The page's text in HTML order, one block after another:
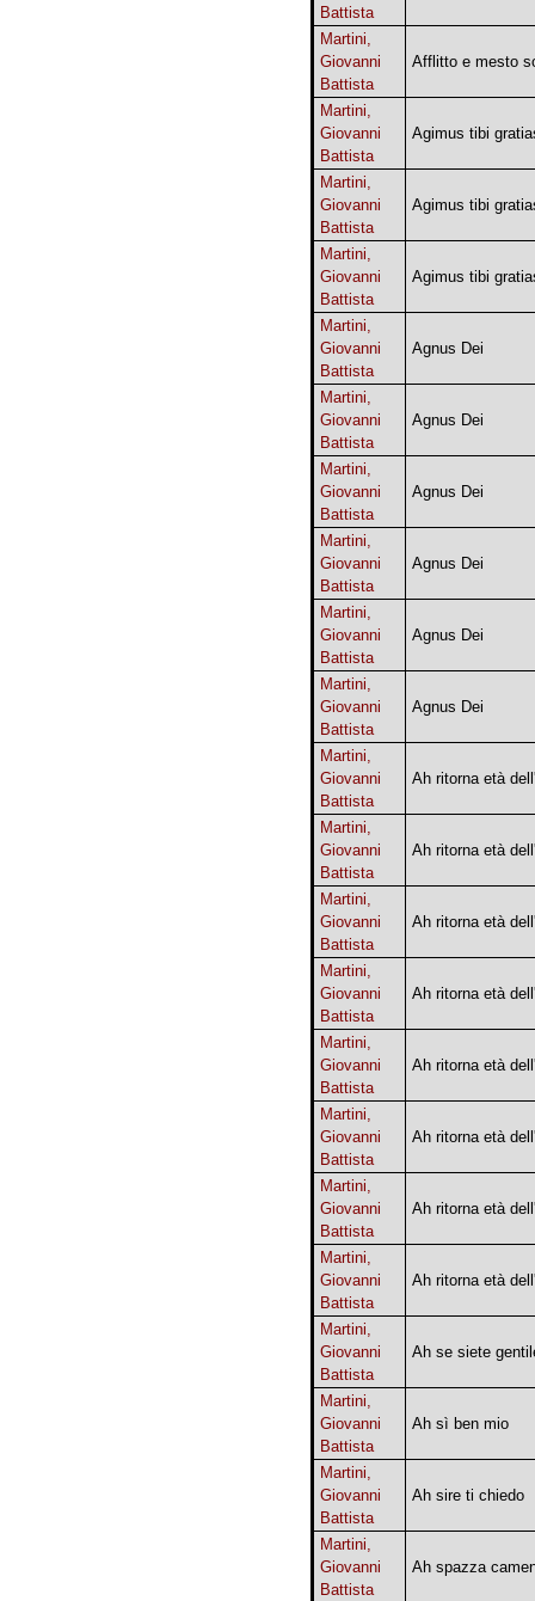
Battista
Martini,
Giovanni
Battista
Afflitto e mesto
Martini,
Giovanni
Battista
Agimus tibi
Martini,
Giovanni
Battista
Agimus tibi
Martini,
Giovanni
Battista
Agimus tibi
Martini,
Giovanni
Battista
Agnus Dei
Martini,
Giovanni
Battista
Agnus Dei
Martini,
Giovanni
Battista
Agnus Dei
Martini,
Giovanni
Battista
Agnus Dei
Martini,
Giovanni
Battista
Agnus Dei
Martini,
Giovanni
Battista
Agnus Dei
Martini,
Giovanni
Battista
Ah ritorna età
Martini,
Giovanni
Battista
Ah ritorna età
Martini,
Giovanni
Battista
Ah ritorna età
Martini,
Giovanni
Battista
Ah ritorna età
Martini,
Giovanni
Battista
Ah ritorna età
Martini,
Giovanni
Battista
Ah ritorna età
Martini,
Giovanni
Battista
Ah ritorna età
Martini,
Giovanni
Battista
Ah ritorna età
Martini,
Giovanni
Battista
Ah se siete
Martini,
Giovanni
Battista
Ah sì ben mio
Martini,
Giovanni
Battista
Ah sire ti chiedo
Martini,
Giovanni
Battista
Ah spazza